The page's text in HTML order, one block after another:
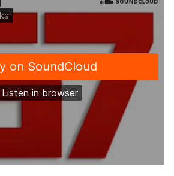
31
Governador Carlos
Brandão anuncia
concurso para o
Corpo de
Bombeiros
5 de abril de 2023
Em "MARANHÃO"